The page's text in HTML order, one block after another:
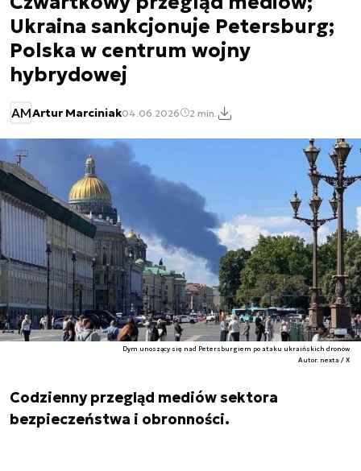
Ukraina sankcjonuje Petersburg;
Polska w centrum wojny
hybrydowej
AMArtur Marciniak04.06.2026 2 min.
Dym unoszący się nad Petersburgiem po ataku ukraińskich dronów
Autor. nexta / X
Codzienny przegląd mediów sektora
bezpieczeństwa i obronności.